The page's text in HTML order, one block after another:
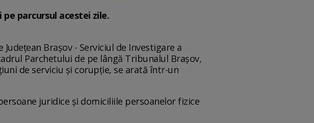
parcursul acestei zile.
Brașov - Serviciul de Investigare a
Parchetului de pe lângă Tribunalul Brașov,
de serviciu și corupție, se arată într-un
juridice și domiciliile persoanelor fizice